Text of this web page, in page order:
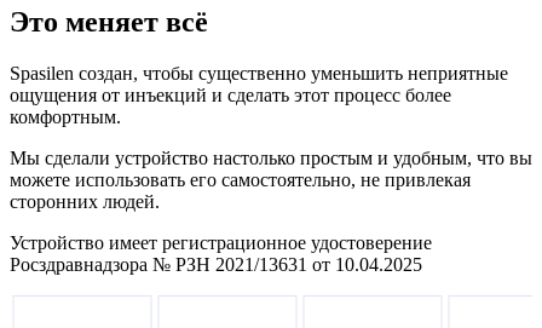
Это меняет всё
Spasilen создан, чтобы существенно уменьшить неприятные
ощущения от инъекций и сделать этот процесс более
комфортным.
Мы сделали устройство настолько простым и удобным, что вы
можете использовать его самостоятельно, не привлекая
сторонних людей.
Устройство имеет регистрационное удостоверение
Росздравнадзора № РЗН 2021/13631 от 10.04.2025